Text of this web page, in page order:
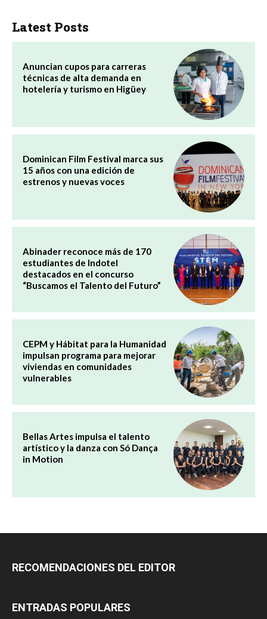
Latest Posts
Anuncian cupos para carreras
técnicas de alta demanda en
hotelería y turismo en Higüey
Dominican Film Festival marca sus
15 años con una edición de
estrenos y nuevas voces
Abinader reconoce más de 170
estudiantes de Indotel
destacados en el concurso
“Buscamos el Talento del Futuro”
CEPM y Hábitat para la Humanidad
impulsan programa para mejorar
viviendas en comunidades
vulnerables
Bellas Artes impulsa el talento
artístico y la danza con Só Dança
in Motion
RECOMENDACIONES DEL EDITOR
ENTRADAS POPULARES